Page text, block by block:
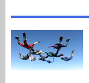
записям